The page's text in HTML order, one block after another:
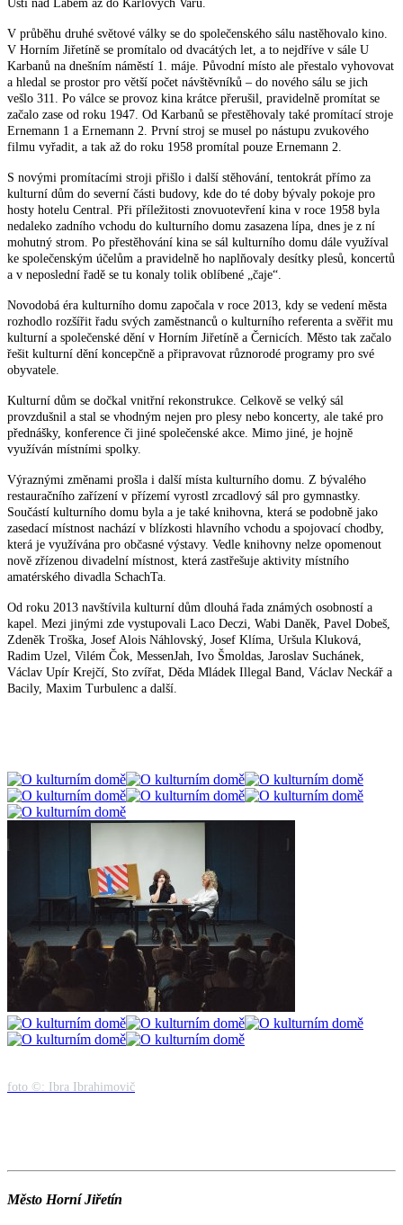
Ústí nad Labem až do Karlových Varů.
V průběhu druhé světové války se do společenského sálu nastěhovalo kino.
V Horním Jiřetíně se promítalo od dvacátých let, a to nejdříve v sále U
Karbanů na dnešním náměstí 1. máje. Původní místo ale přestalo vyhovovat
a hledal se prostor pro větší počet návštěvníků – do nového sálu se jich
vešlo 311. Po válce se provoz kina krátce přerušil, pravidelně promítat se
začalo zase od roku 1947. Od Karbanů se přestěhovaly také promítací stroje
Ernemann 1 a Ernemann 2. První stroj se musel po nástupu zvukového
filmu vyřadit, a tak až do roku 1958 promítal pouze Ernemann 2.
S novými promítacími stroji přišlo i další stěhování, tentokrát přímo za
kulturní dům do severní části budovy, kde do té doby bývaly pokoje pro
hosty hotelu Central. Při příležitosti znovuotevření kina v roce 1958 byla
nedaleko zadního vchodu do kulturního domu zasazena lípa, dnes je z ní
mohutný strom. Po přestěhování kina se sál kulturního domu dále využíval
ke společenským účelům a pravidelně ho naplňovaly desítky plesů, koncertů
a v neposlední řadě se tu konaly tolik oblíbené „čaje“.
Novodobá éra kulturního domu započala v roce 2013, kdy se vedení města
rozhodlo rozšířit řadu svých zaměstnanců o kulturního referenta a svěřit mu
kulturní a společenské dění v Horním Jiřetíně a Černicích. Město tak začalo
řešit kulturní dění koncepčně a připravovat různorodé programy pro své
obyvatele.
Kulturní dům se dočkal vnitřní rekonstrukce. Celkově se velký sál
provzdušnil a stal se vhodným nejen pro plesy nebo koncerty, ale také pro
přednášky, konference či jiné společenské akce. Mimo jiné, je hojně
využíván místními spolky.
Výraznými změnami prošla i další místa kulturního domu. Z bývalého
restauračního zařízení v přízemí vyrostl zrcadlový sál pro gymnastky.
Součástí kulturního domu byla a je také knihovna, která se podobně jako
zasedací místnost nachází v blízkosti hlavního vchodu a spojovací chodby,
která je využívána pro občasné výstavy. Vedle knihovny nelze opomenout
nově zřízenou divadelní místnost, která zastřešuje aktivity místního
amatérského divadla SchachTa.
Od roku 2013 navštívila kulturní dům dlouhá řada známých osobností a
kapel. Mezi jinými zde vystupovali Laco Deczi, Wabi Daněk, Pavel Dobeš,
Zdeněk Troška, Josef Alois Náhlovský, Josef Klíma, Uršula Kluková,
Radim Uzel, Vilém Čok, MessenJah, Ivo Šmoldas, Jaroslav Suchánek,
Václav Upír Krejčí, Sto zvířat, Děda Mládek Illegal Band, Václav Neckář a
Bacily, Maxim Turbulenc a další.
foto ©: Ibra Ibrahimovič
Město Horní Jiřetín